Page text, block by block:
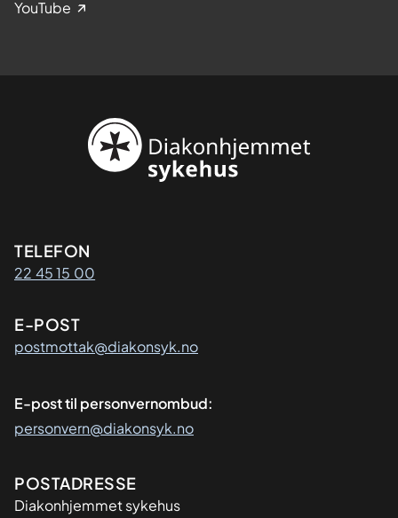
YouTube
Kontaktinformasjon
TELEFON
22 45 15 00
E-POST
postmottak@diakonsyk.no
E-post til personvernombud:
personvern@diakonsyk.no
Adresse
POSTADRESSE
Diakonhjemmet sykehus